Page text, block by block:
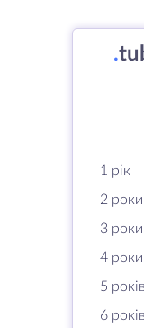
.
1 рік
2 роки
3 роки
4 роки
5 років
6 років